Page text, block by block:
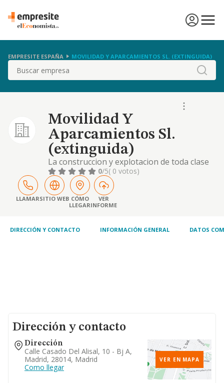
EMPRESITE ESPAÑA MOVILIDAD Y APARCAMIENTOS SL. (EXTINGUIDA)
Buscar
Movilidad Y
Aparcamientos Sl.
(extinguida)
La construccion y explotacion de toda clase
de aparcamientos para vehiculos ya sea a
titulo de dueña, arrendataria, concesionaria
o por cualquier otro titulo.
0/5( 0 votos)
LLAMARSITIO WEB CÓMO
LLEGAR
VER
INFORME
DIRECCIÓN Y CONTACTO INFORMACIÓN GENERAL DATOS
Dirección y contacto
Dirección
Calle Casado Del Alisal, 10 - Bj A,
Madrid, 28014, Madrid
Como llegar
VER EN MAPA